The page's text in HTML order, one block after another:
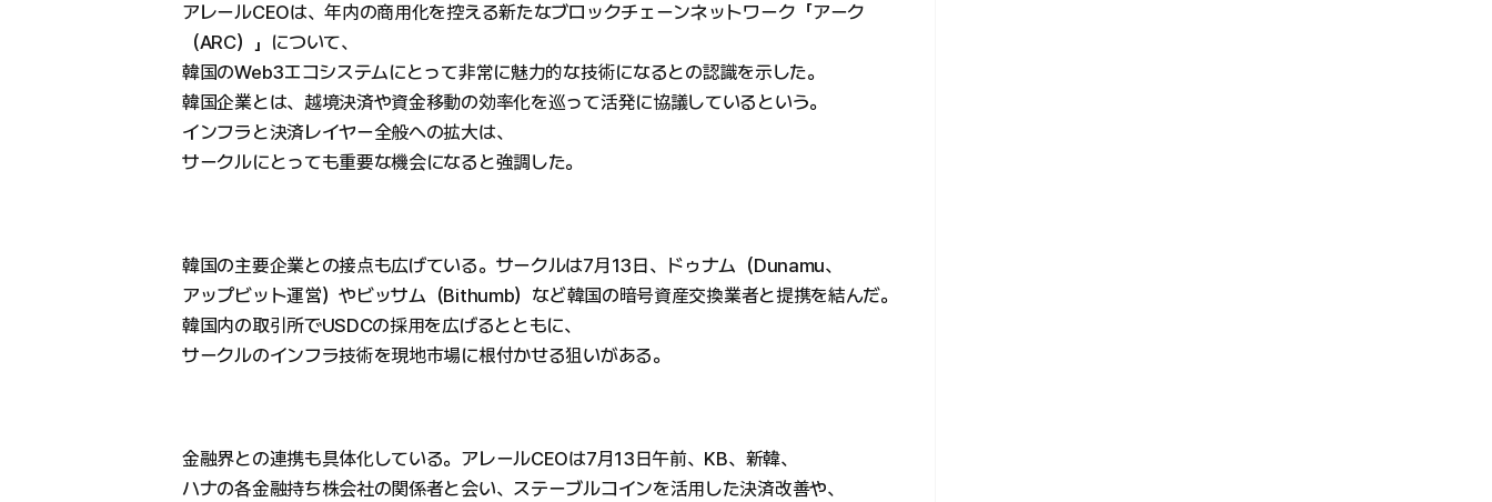
アレールCEOは、年内の商用化を控える新たなブロックチェーンネットワーク「アーク
（ARC）」について、
韓国のWeb3エコシステムにとって非常に魅力的な技術になるとの認識を示した。
韓国企業とは、越境決済や資金移動の効率化を巡って活発に協議しているという。
インフラと決済レイヤー全般への拡大は、
サークルにとっても重要な機会になると強調した。
韓国の主要企業との接点も広げている。サークルは7月13日、ドゥナム（Dunamu、
アップビット運営）やビッサム（Bithumb）など韓国の暗号資産交換業者と提携を結んだ。
韓国内の取引所でUSDCの採用を広げるとともに、
サークルのインフラ技術を現地市場に根付かせる狙いがある。
金融界との連携も具体化している。アレールCEOは7月13日午前、KB、新韓、
ハナの各金融持ち株会社の関係者と会い、ステーブルコインを活用した決済改善や、